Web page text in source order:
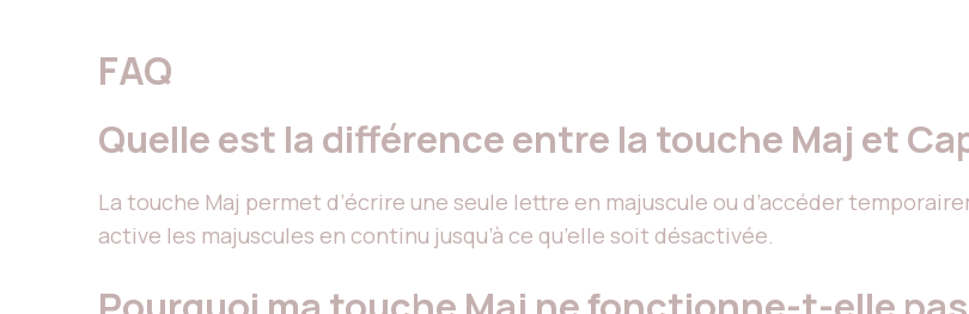
FAQ
Quelle est la différence entre la touche Maj et
La touche Maj permet d’écrire une seule lettre en majuscule ou d’accéder
active les majuscules en continu jusqu’à ce qu’elle soit désactivée.